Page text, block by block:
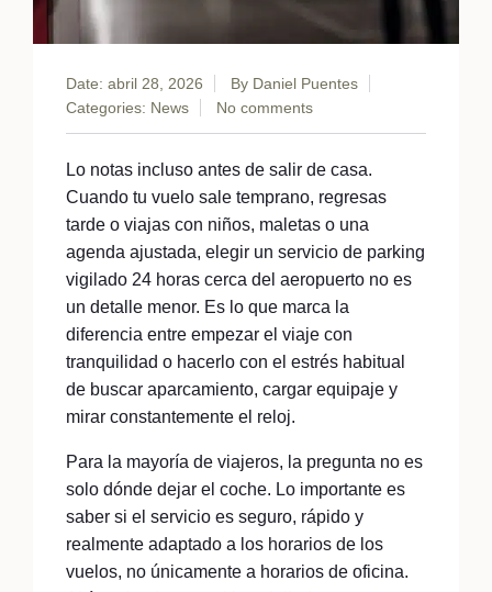
Date: abril 28, 2026 By Daniel Puentes
Categories: News No comments
Lo notas incluso antes de salir de casa.
Cuando tu vuelo sale temprano, regresas
tarde o viajas con niños, maletas o una
agenda ajustada, elegir un servicio de parking
vigilado 24 horas cerca del aeropuerto no es
un detalle menor. Es lo que marca la
diferencia entre empezar el viaje con
tranquilidad o hacerlo con el estrés habitual
de buscar aparcamiento, cargar equipaje y
mirar constantemente el reloj.
Para la mayoría de viajeros, la pregunta no es
solo dónde dejar el coche. Lo importante es
saber si el servicio es seguro, rápido y
realmente adaptado a los horarios de los
vuelos, no únicamente a horarios de oficina.